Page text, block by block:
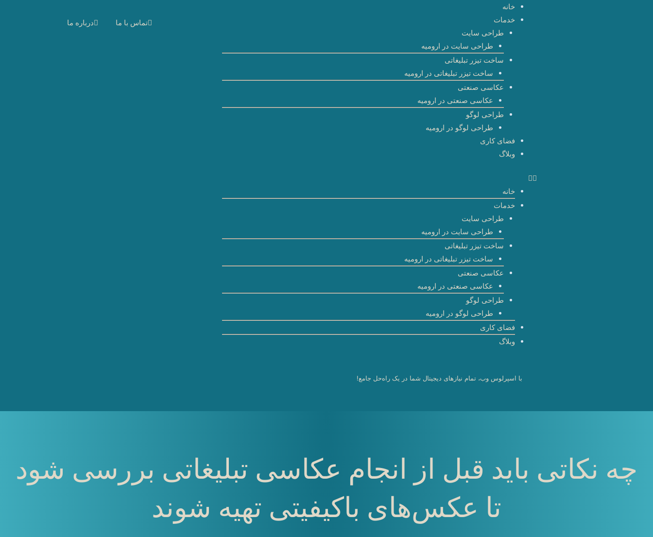
خانه
خدمات
طراحی سایت
طراحی سایت در ارومیه
ساخت تیزر تبلیغاتی
ساخت تیزر تبلیغاتی در ارومیه
عکاسی صنعتی
عکاسی صنعتی در ارومیه
طراحی لوگو
طراحی لوگو در ارومیه
فضای کاری
وبلاگ
خانه
خدمات
طراحی سایت
طراحی سایت در ارومیه
ساخت تیزر تبلیغاتی
ساخت تیزر تبلیغاتی در ارومیه
عکاسی صنعتی
عکاسی صنعتی در ارومیه
طراحی لوگو
طراحی لوگو در ارومیه
فضای کاری
وبلاگ
با اسپرلوس وب، تمام نیازهای دیجیتال شما در یک راه‌حل جامع!
تماس با ما درباره ما
چه نکاتی باید قبل از انجام عکاسی تبلیغاتی بررسی شود
تا عکس‌های باکیفیتی تهیه شوند